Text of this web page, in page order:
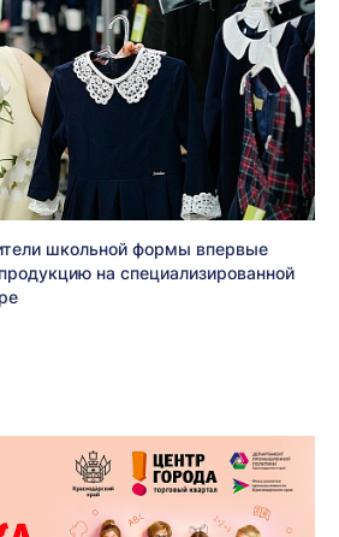
школьной формы впервые
на специализированной